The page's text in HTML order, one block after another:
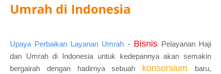
Umrah di Indonesia
Upaya Perbaikan Layanan Umrah - Bisnis Pelayanan Haji
dan Umrah di Indonesia untuk kedepannya akan semakin
bergairah dengan hadirnya sebuah
konsorsium
baru,